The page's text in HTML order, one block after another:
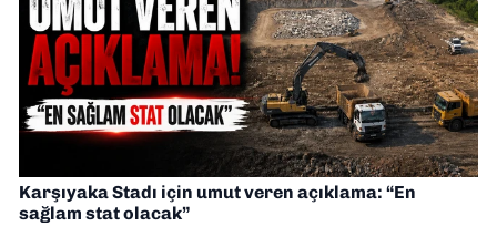
Karşıyaka Stadı için umut veren açıklama: “En
sağlam stat olacak”